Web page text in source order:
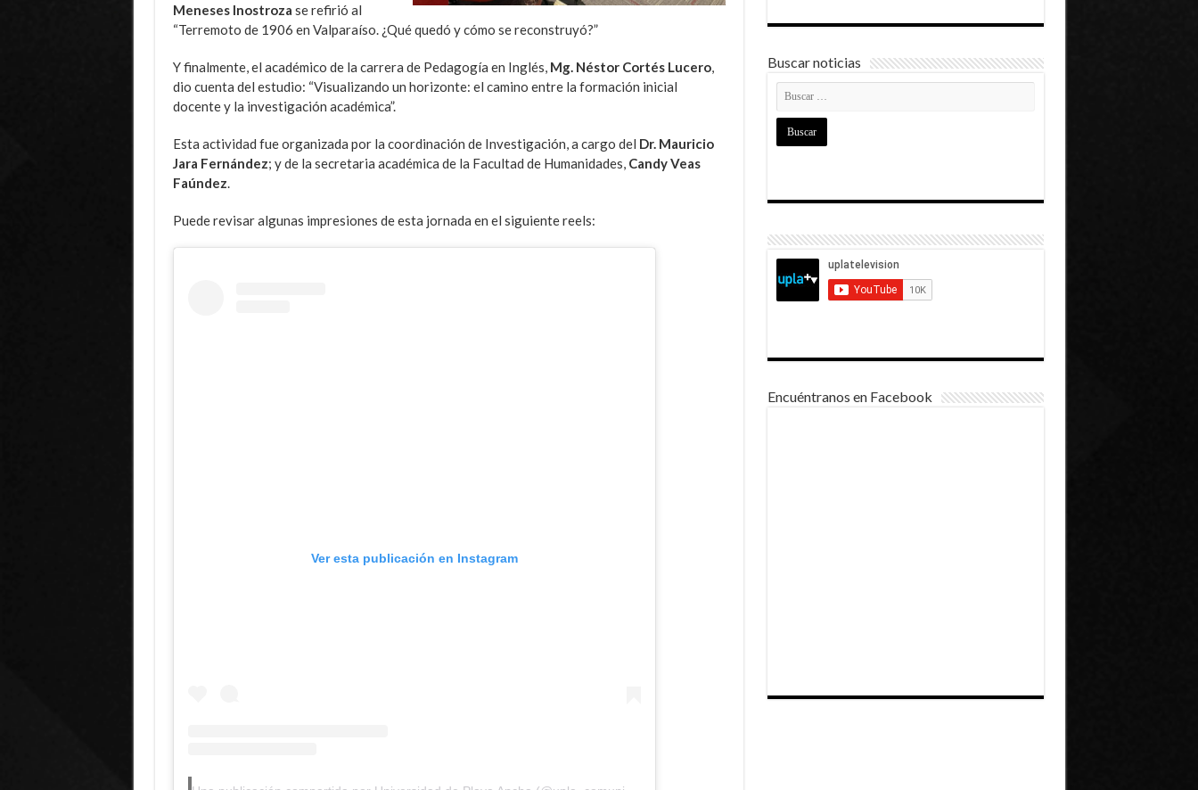
Meneses Inostroza se refirió al
“Terremoto de 1906 en Valparaíso. ¿Qué quedó y cómo se reconstruyó?”
Y finalmente, el académico de la carrera de Pedagogía en Inglés, Mg. Néstor Cortés Lucero,
dio cuenta del estudio: “Visualizando un horizonte: el camino entre la formación inicial
docente y la investigación académica”.
Esta actividad fue organizada por la coordinación de Investigación, a cargo del Dr. Mauricio
Jara Fernández; y de la secretaria académica de la Facultad de Humanidades, Candy Veas
Faúndez
Puede revisar algunas impresiones de esta jornada en el siguiente reels:
Ver esta publicación en Instagram
Buscar noticias
Encuéntranos en Facebook